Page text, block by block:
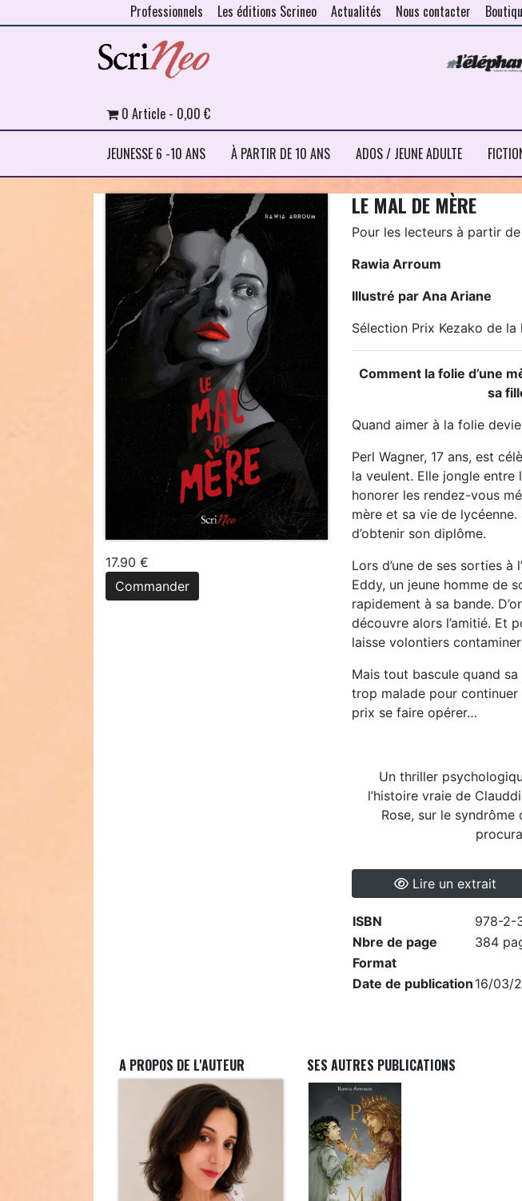
Professionnels Les éditions Scrineo Actualités Nous contacter
JEUNESSE 6 -10 ANS À PARTIR DE 10 ANS ADOS / JEUNE ADULTE
0 Article 0,00 €
17.90 €
Commander
LE MAL DE MÈRE
Pour les lecteurs à partir de
Rawia Arroum
Illustré par Ana Ariane
Sélection Prix Kezako de
Comment la folie d’une
sa
Quand aimer à la folie
Perl Wagner, 17 ans, est
la veulent. Elle jongle entre
honorer les rendez-vous
mère et sa vie de
d’obtenir son diplôme.
Lors d’une de ses sorties à
Eddy, un jeune homme de
rapidement à sa bande.
découvre alors l’amitié. Et
laisse volontiers
Mais tout bascule quand sa
trop malade pour
prix se faire opérer…
Un thriller
l’histoire vraie de
Rose, sur le syndrôme
Lire un extrait
ISBN
978-2-
Nbre de page
384
Format
Date de publication 16/03/
A PROPOS DE L'AUTEUR SES AUTRES PUBLICATIONS